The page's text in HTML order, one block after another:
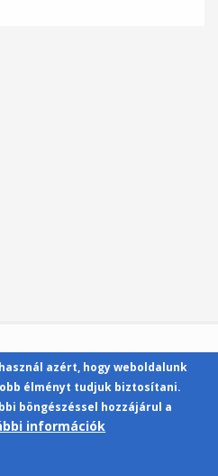
azért, hogy weboldalunk
élményt tudjuk biztosítani.
böngészéssel hozzájárul a
információk